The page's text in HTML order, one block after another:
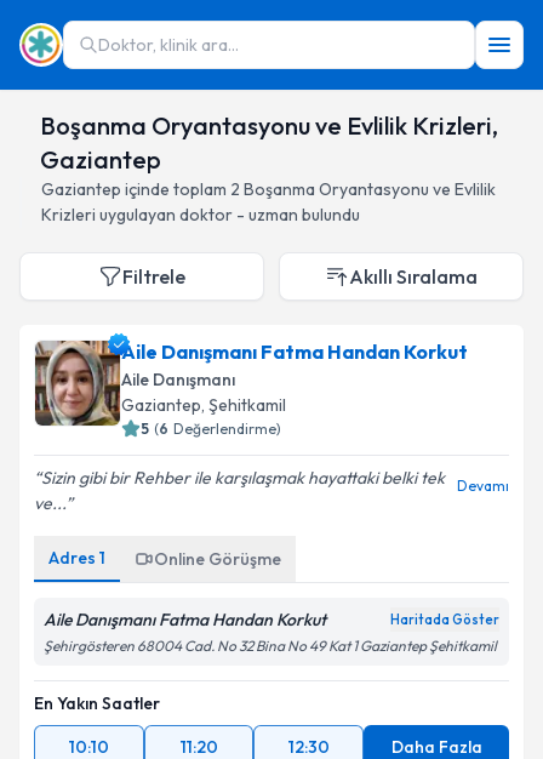
Doktor, klinik ara...
Boşanma Oryantasyonu ve Evlilik Krizleri,
Gaziantep
Gaziantep içinde toplam 2 Boşanma Oryantasyonu ve Evlilik
Krizleri uygulayan doktor - uzman bulundu
Filtrele Akıllı Sıralama
Aile Danışmanı Fatma Handan Korkut
Aile Danışmanı
Gaziantep, Şehitkamil
5 (6 Değerlendirme)
Sizin gibi bir Rehber ile karşılaşmak hayattaki belki tek
ve...
Devamı
Adres 1 Online Görüşme
Aile Danışmanı Fatma Handan Korkut Haritada Göster
Şehirgösteren 68004 Cad. No 32 Bina No 49 Kat 1 Gaziantep Şehitkamil
En Yakın Saatler
10:10
11:20 12:30 Daha Fazla